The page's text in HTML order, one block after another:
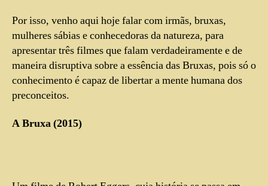
Por isso, venho aqui hoje falar com irmãs, bruxas,
mulheres sábias e conhecedoras da natureza, para
apresentar três filmes que falam verdadeiramente e de
maneira disruptiva sobre a essência das Bruxas, pois só o
conhecimento é capaz de libertar a mente humana dos
preconceitos.
A Bruxa (2015)